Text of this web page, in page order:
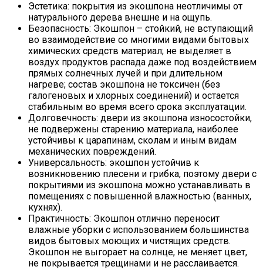
Эстетика: покрытия из экошпона неотличимы от
натурального дерева внешне и на ощупь.
Безопасность: Экошпон – стойкий, не вступающий
во взаимодействие со многими видами бытовых
химических средств материал; не выделяет в
воздух продуктов распада даже под воздействием
прямых солнечных лучей и при длительном
нагреве; состав экошпона не токсичен (без
галогеновых и хлорных соединений) и остается
стабильным во время всего срока эксплуатации.
Долговечность: двери из экошпона износостойки,
не подвержены старению материала, наиболее
устойчивы к царапинам, сколам и иным видам
механических повреждений.
Универсальность: экошпон устойчив к
возникновению плесени и грибка, поэтому двери с
покрытиями из экошпона можно устанавливать в
помещениях с повышенной влажностью (ванных,
кухнях).
Практичность: Экошпон отлично переносит
влажные уборки с использованием большинства
видов бытовых моющих и чистящих средств.
Экошпон не выгорает на солнце, не меняет цвет,
не покрывается трещинами и не расслаивается.